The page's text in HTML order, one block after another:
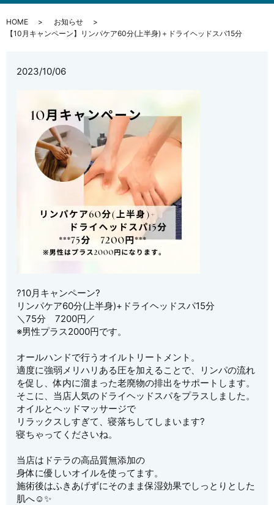
HOME
お知らせ
【10月キャンペーン】リンパケア60分(上半身)＋ドライヘッドスパ15分
2023/10/06
?10月キャンペーン?
リンパケア60分(上半身)+ドライヘッドスパ15分
＼75分 7200円／
※男性プラス2000円です。
オールハンドで行うオイルトリートメント。
適度に強弱メリハリある圧を加えることで、リンパの流れ
を促し、体内に溜まった老廃物の排出をサポートします。
そこに、当店人気のドライヘッドスパをプラスしました。
オイルとヘッドマッサージで
リラックスしすぎて、寝落ちしてしまいます?
寝ちゃってくださいね。
当店はドテラの高品質無添加の
身体に優しいオイルを使ってます。
施術後はふきあげずにそのまま保湿効果でしっとりとした
肌へ☺️✨️